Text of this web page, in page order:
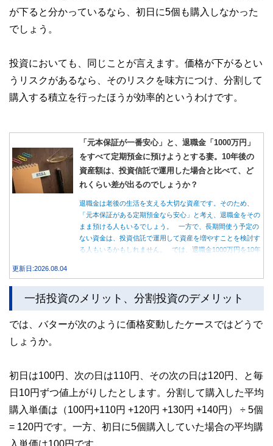
が下ると分かっているなら、初日に5個も購入しなかった
でしょう。
投資においても、同じことが言えます。価格が下がるとい
うリスクがあるなら、そのリスクを味方につけ、分割して
購入する積立を行ったほうが効率的というわけです。
「元本保証が一番安心」と、退職金「1000万円」
をすべて定期預金に預けようとする妻。10年後の
資産額は、投資信託で運用した場合と比べて、ど
れくらい差が出るのでしょうか？
退職金は老後の生活を支える大切な資産です。そのため、
「元本保証がある定期預金なら安心」と考え、退職金をその
まま預ける人もいるでしょう。 一方で、長期間使う予定の
ない資金は、投資信託で運用して資産を増やすことを検討す
る人もいるかもしれません。 では、退職金1000万円を10年
レーションします。
更新日:2026.08.04
一括投資のメリット、分割投資のデメリット
では、バターが次のように価格変動したケースではどうで
しょうか。
初日は100円、次の日は110円、その次の日は120円、と毎
日10円ずつ値上がりしたとします。分割して購入した平均
購入単価は（100円+110円 +120円 +130円 +140円） ÷ 5個
= 120円です。一方、初日に5個購入していた場合の平均購
入単価は100円です。